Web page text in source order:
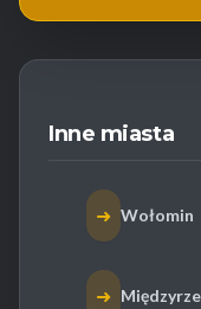
Inne miasta
➜ Wołomin
➜